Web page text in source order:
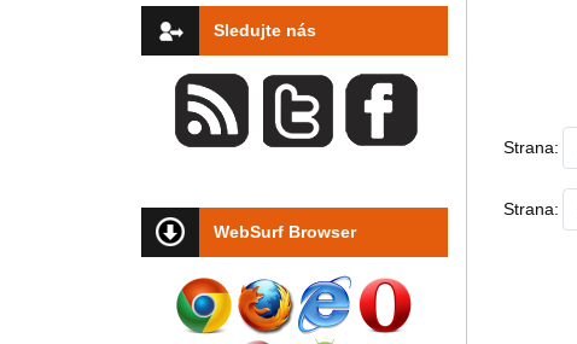
Sledujte nás
WebSurf Browser
Strana:
Strana: